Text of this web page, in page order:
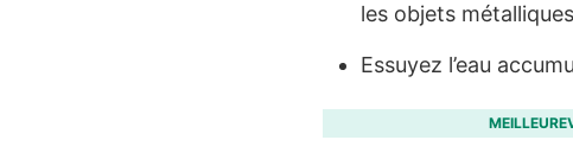
les objets
Essuyez l’eau